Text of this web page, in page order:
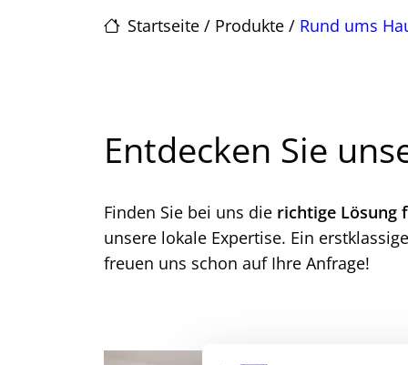
Startseite / Produkte / Rund ums
Entdecken Sie
Finden Sie bei uns die richtige Lösung
unsere lokale Expertise. Ein
freuen uns schon auf Ihre Anfrage!